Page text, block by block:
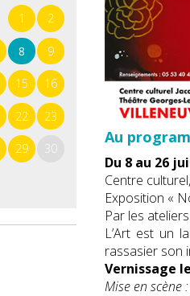
1 2
8 9
15 16
22 23
29 30
Au
Du 8 au 26
Centre
Exposition «
Par les
L’Art est un
rassasier son
Vernissage
Mise en scène